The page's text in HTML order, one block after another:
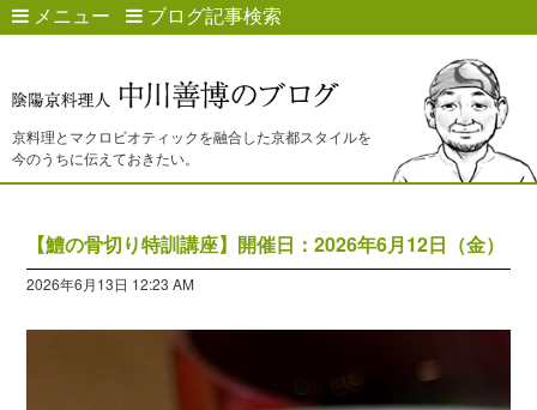
メニュー ブログ記事検索
京料理とマクロビオティックを融合した京都スタイルを
今のうちに伝えておきたい。
【鱧の骨切り特訓講座】開催日：2026年6月12日（金）
2026年6月13日 12:23 AM